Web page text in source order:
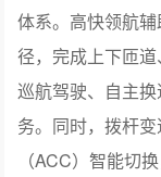
体系。高快领航
径，完成上下匝道
巡航驾驶、自主
务。同时，拨杆
（ACC）智能切